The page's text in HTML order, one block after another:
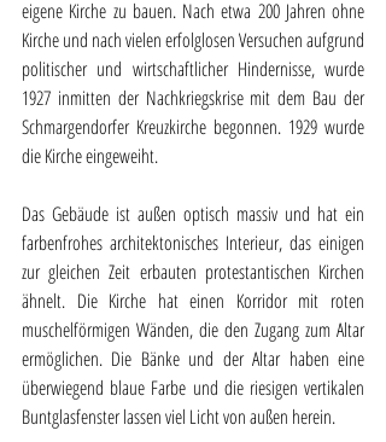
eigene Kirche zu bauen. Nach etwa 200 Jahren ohne
Kirche und nach vielen erfolglosen Versuchen aufgrund
politischer und wirtschaftlicher Hindernisse, wurde
1927 inmitten der Nachkriegskrise mit dem Bau der
Schmargendorfer Kreuzkirche begonnen. 1929 wurde
die Kirche eingeweiht.
Das Gebäude ist außen optisch massiv und hat ein
farbenfrohes architektonisches Interieur, das einigen
zur gleichen Zeit erbauten protestantischen Kirchen
ähnelt. Die Kirche hat einen Korridor mit roten
muschelförmigen Wänden, die den Zugang zum Altar
ermöglichen. Die Bänke und der Altar haben eine
überwiegend blaue Farbe und die riesigen vertikalen
Buntglasfenster lassen viel Licht von außen herein.